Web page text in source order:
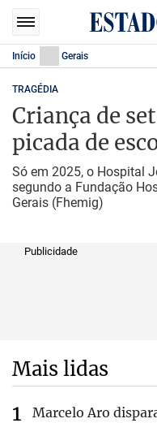
Início Gerais
TRAGÉDIA
Criança de
picada de
Só em 2025, o Hospital
segundo a Fundação
Gerais (Fhemig)
Publicidade
Mais lidas
Marcelo Aro